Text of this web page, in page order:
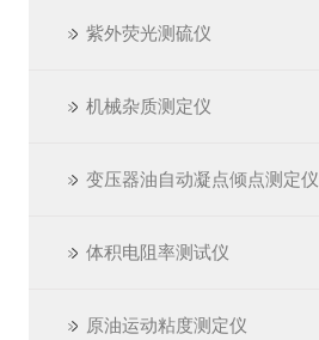
紫外荧光测硫仪
机械杂质测定仪
变压器油自动凝点倾点测定仪
体积电阻率测试仪
原油运动粘度测定仪